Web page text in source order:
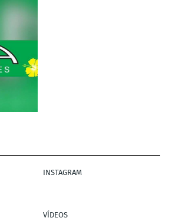
INSTAGRAM
VÍDEOS